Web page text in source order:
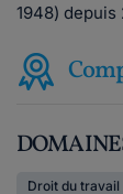
1948) depuis
Droit du travail